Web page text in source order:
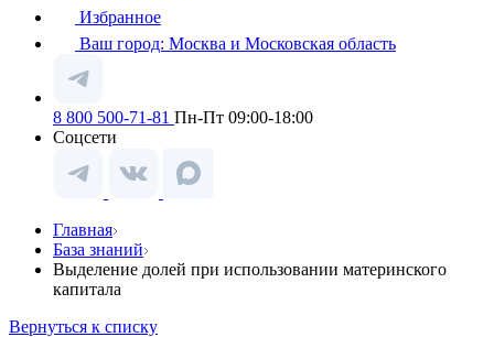
Избранное
Ваш город: Москва и Московская область
8 800 500-71-81 Пн-Пт 09:00-18:00
Соцсети
Главная
База знаний
Выделение долей при использовании материнского
капитала
Вернуться к списку